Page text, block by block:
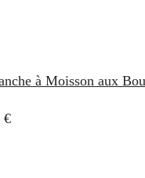
à Moisson aux
€